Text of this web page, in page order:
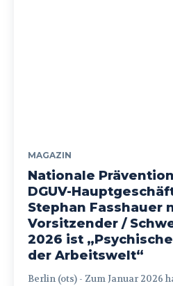
MAGAZIN
Nationale
DGUV-
Stephan Fasshauer
Vorsitzender /
2026 ist
der Arbeitswelt“
Berlin (ots) - Zum Januar 2026 hat die Deutsche